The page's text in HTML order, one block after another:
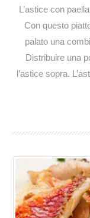
L’astice con
Con questo
palato una
Distribuire una
l’astice sopra.